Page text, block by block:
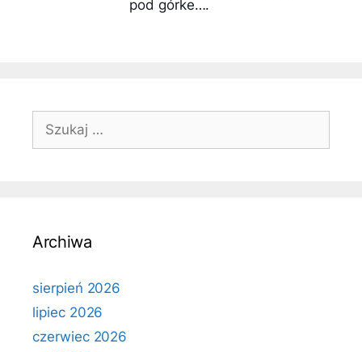
pod górke….
Szukaj:
Archiwa
sierpień 2026
lipiec 2026
czerwiec 2026